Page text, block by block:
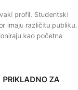
profil. Studentski
imaju različitu publiku.
kao početna
PRIKLADNO ZA